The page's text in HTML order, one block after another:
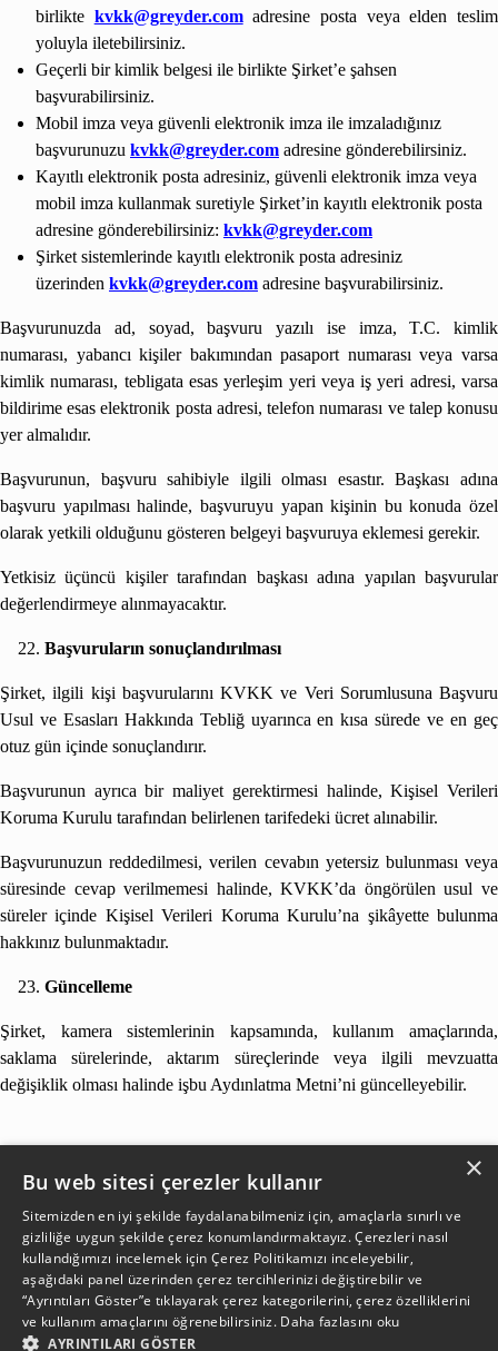
birlikte kvkk@greyder.comadresine posta veya elden teslim
yoluyla iletebilirsiniz.
Geçerli bir kimlik belgesi ile birlikte Şirket’e şahsen
başvurabilirsiniz.
Mobil imza veya güvenli elektronik imza ile imzaladığınız
başvurunuzu kvkk@greyder.com adresine gönderebilirsiniz.
Kayıtlı elektronik posta adresiniz, güvenli elektronik imza veya
mobil imza kullanmak suretiyle Şirket’in kayıtlı elektronik posta
adresine gönderebilirsiniz: kvkk@greyder.com
Şirket sistemlerinde kayıtlı elektronik posta adresiniz
üzerinden kvkk@greyder.com adresine başvurabilirsiniz.
Başvurunuzda ad, soyad, başvuru yazılı ise imza, T.C. kimlik
numarası, yabancı kişiler bakımından pasaport numarası veya varsa
kimlik numarası, tebligata esas yerleşim yeri veya iş yeri adresi, varsa
bildirime esas elektronik posta adresi, telefon numarası ve talep konusu
yer almalıdır.
Başvurunun, başvuru sahibiyle ilgili olması esastır. Başkası adına
başvuru yapılması halinde, başvuruyu yapan kişinin bu konuda özel
olarak yetkili olduğunu gösteren belgeyi başvuruya eklemesi gerekir.
Yetkisiz üçüncü kişiler tarafından başkası adına yapılan başvurular
değerlendirmeye alınmayacaktır.
Başvuruların sonuçlandırılması
Şirket, ilgili kişi başvurularını KVKK ve Veri Sorumlusuna Başvuru
Usul ve Esasları Hakkında Tebliğ uyarınca en kısa sürede ve en geç
otuz gün içinde sonuçlandırır.
Başvurunun ayrıca bir maliyet gerektirmesi halinde, Kişisel Verileri
Koruma Kurulu tarafından belirlenen tarifedeki ücret alınabilir.
Başvurunuzun reddedilmesi, verilen cevabın yetersiz bulunması veya
süresinde cevap verilmemesi halinde, KVKK’da öngörülen usul ve
süreler içinde Kişisel Verileri Koruma Kurulu’na şikâyette bulunma
hakkınız bulunmaktadır.
Güncelleme
Şirket, kamera sistemlerinin kapsamında, kullanım amaçlarında,
saklama sürelerinde, aktarım süreçlerinde veya ilgili mevzuatta
değişiklik olması halinde işbu Aydınlatma Metni’ni güncelleyebilir.
×
Bu web sitesi çerezler kullanır
Sitemizden en iyi şekilde faydalanabilmeniz için, amaçlarla sınırlı ve
gizliliğe uygun şekilde çerez konumlandırmaktayız. Çerezleri nasıl
kullandığımızı incelemek içinÇerez Politikamızı inceleyebilir,
aşağıdaki panel üzerinden çerez tercihlerinizi değiştirebilir ve
“Ayrıntıları Göster”e tıklayarak çerez kategorilerini, çerez özelliklerini
ve kullanım amaçlarını öğrenebilirsiniz. Daha fazlasını oku
AYRINTILARI GÖSTER